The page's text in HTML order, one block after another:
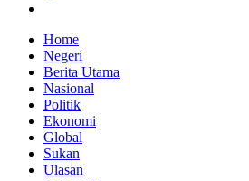
Home
Negeri
Berita Utama
Nasional
Politik
Ekonomi
Global
Sukan
Ulasan